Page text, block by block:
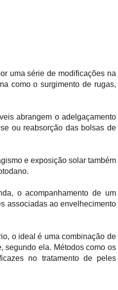
uma série de modificações na
como o surgimento de rugas,
abrangem o adelgaçamento
ou reabsorção das bolsas de
e exposição solar também
o acompanhamento de um
associadas ao envelhecimento
o ideal é uma combinação de
segundo ela. Métodos como os
no tratamento de peles